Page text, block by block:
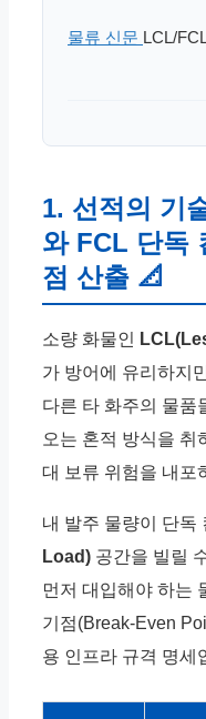
물류 신문 LCL/
1. 선적의 기
와 FCL 단독
점 산출 📐
소량 화물인
가 방어에 유리하지
다른 타 화주의 물품
오는 혼적 방식을 취
대 보류 위험을 내포
내 발주 물량이 단독
Load) 공간을 빌릴
먼저 대입해야 하는
기점(Break-Even
용 인프라 규격 명세